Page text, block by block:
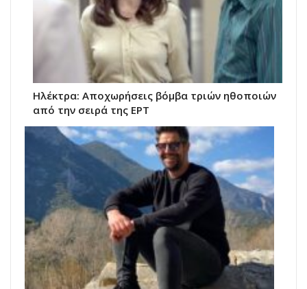
Ηλέκτρα: Αποχωρήσεις βόμβα τριών ηθοποιών
από την σειρά της ΕΡΤ